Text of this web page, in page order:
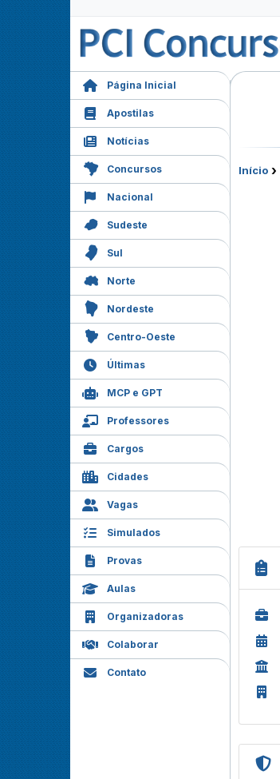
Página Inicial
Apostilas
Notícias
Concursos
Nacional
Sudeste
Sul
Norte
Nordeste
Centro-Oeste
Últimas
MCP e GPT
Professores
Cargos
Cidades
Vagas
Simulados
Provas
Aulas
Organizadoras
Colaborar
Contato
Início ›